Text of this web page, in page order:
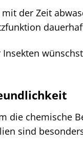
der Zeit
die chemische
sind